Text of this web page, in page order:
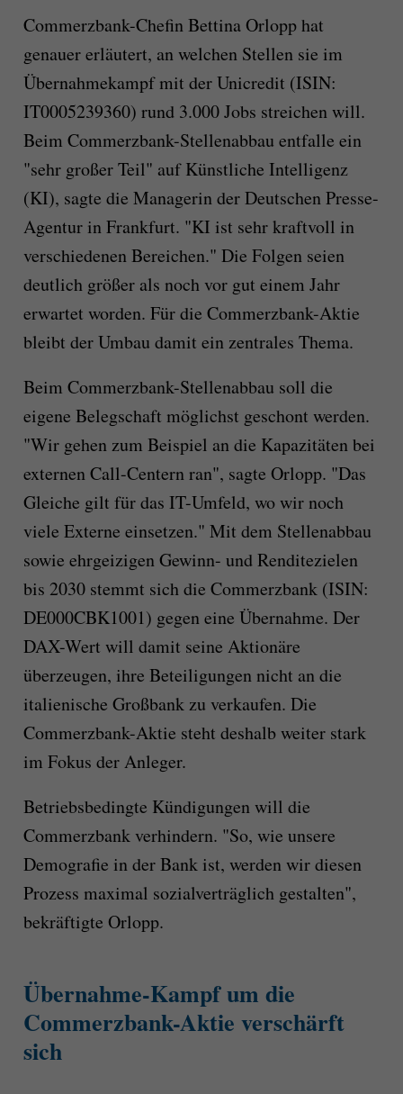
Commerzbank-Chefin Bettina Orlopp hat
genauer erläutert, an welchen Stellen sie im
Übernahmekampf mit der Unicredit (ISIN:
IT0005239360) rund 3.000 Jobs streichen will.
Beim Commerzbank-Stellenabbau entfalle ein
"sehr großer Teil" auf Künstliche Intelligenz
(KI), sagte die Managerin der Deutschen Presse-
Agentur in Frankfurt. "KI ist sehr kraftvoll in
verschiedenen Bereichen." Die Folgen seien
deutlich größer als noch vor gut einem Jahr
erwartet worden. Für die Commerzbank-Aktie
bleibt der Umbau damit ein zentrales Thema.
Beim Commerzbank-Stellenabbau soll die
eigene Belegschaft möglichst geschont werden.
"Wir gehen zum Beispiel an die Kapazitäten bei
externen Call-Centern ran", sagte Orlopp. "Das
Gleiche gilt für das IT-Umfeld, wo wir noch
viele Externe einsetzen." Mit dem Stellenabbau
sowie ehrgeizigen Gewinn- und Renditezielen
bis 2030 stemmt sich die Commerzbank (ISIN:
DE000CBK1001) gegen eine Übernahme. Der
DAX-Wert will damit seine Aktionäre
überzeugen, ihre Beteiligungen nicht an die
italienische Großbank zu verkaufen. Die
Commerzbank-Aktie steht deshalb weiter stark
im Fokus der Anleger.
Betriebsbedingte Kündigungen will die
Commerzbank verhindern. "So, wie unsere
Demografie in der Bank ist, werden wir diesen
Prozess maximal sozialverträglich gestalten",
bekräftigte Orlopp.
Übernahme-Kampf um die
Commerzbank-Aktie verschärft
sich